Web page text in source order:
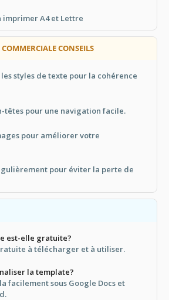
imprimer A4 et Lettre
CONSEILS
styles de texte pour la cohérence
têtes pour une navigation facile.
pour améliorer votre
pour éviter la perte de
est-elle gratuite?
à télécharger et à utiliser.
la template?
facilement sous Google Docs et